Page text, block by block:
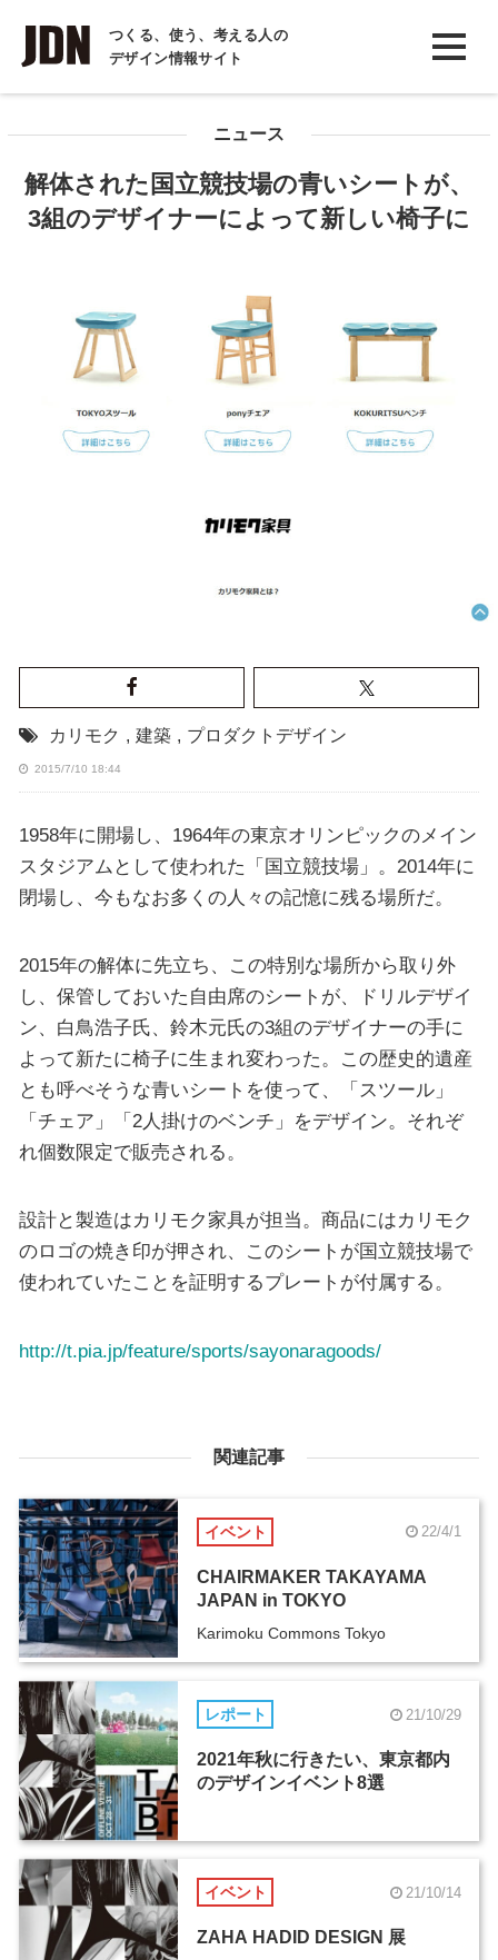
つくる、使う、考える人の
デザイン情報サイト
INTERVIEW
インタビュー
COLUMN
ニュース
解体された国立競技場の青いシートが、
3組のデザイナーによって新しい椅子に
カリモク , 建築 , プロダクトデザイン
2015/7/10 18:44
1958年に開場し、1964年の東京オリンピックのメイン
スタジアムとして使われた「国立競技場」。2014年に
閉場し、今もなお多くの人々の記憶に残る場所だ。
2015年の解体に先立ち、この特別な場所から取り外
し、保管しておいた自由席のシートが、ドリルデザイ
ン、白鳥浩子氏、鈴木元氏の3組のデザイナーの手に
よって新たに椅子に生まれ変わった。この歴史的遺産
とも呼べそうな青いシートを使って、「スツール」
「チェア」「2人掛けのベンチ」をデザイン。それぞ
れ個数限定で販売される。
設計と製造はカリモク家具が担当。商品にはカリモク
のロゴの焼き印が押され、このシートが国立競技場で
使われていたことを証明するプレートが付属する。
http://t.pia.jp/feature/sports/sayonaragoods/
関連記事
イベント 22/4/1
CHAIRMAKER TAKAYAMA
JAPAN in TOKYO
Karimoku Commons Tokyo
レポート 21/10/29
2021年秋に行きたい、東京都内
のデザインイベント8選
イベント 21/10/14
ZAHA HADID DESIGN 展